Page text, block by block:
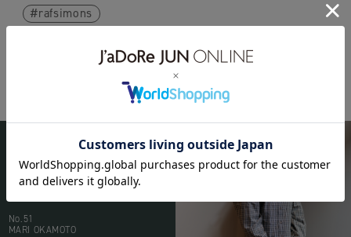
rafsimons
BIOTOP
PEOPLE
20.05.2026
No.51
MARI OKAMOTO